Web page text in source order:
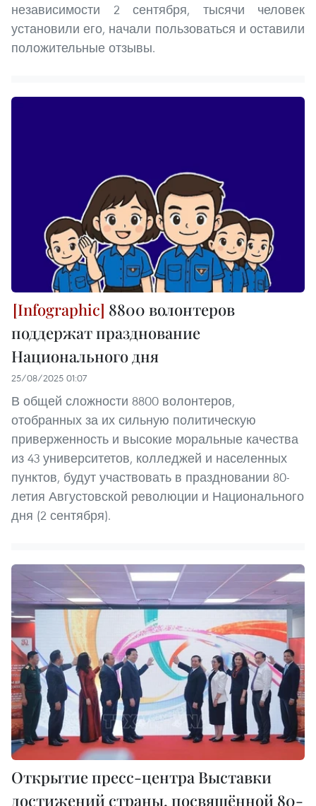
независимости 2 сентября, тысячи человек
установили его, начали пользоваться и оставили
положительные отзывы.
8800 волонтеров
поддержат празднование
Национального дня
25/08/2025 01:07
В общей сложности 8800 волонтеров,
отобранных за их сильную политическую
приверженность и высокие моральные качества
из 43 университетов, колледжей и населенных
пунктов, будут участвовать в праздновании 80-
летия Августовской революции и Национального
дня (2 сентября).
Открытие пресс-центра Выставки
достижений страны, посвящённой 80-